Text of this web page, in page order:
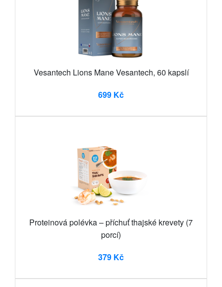
Vesantech Lions Mane Vesantech, 60 kapslí
699 Kč
Proteinová polévka – příchuť thajské krevety (7
porcí)
379 Kč